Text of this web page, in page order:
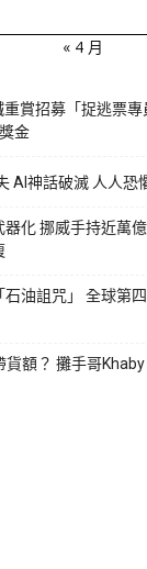
« 4 月
賞招募「捉逃票
金
AI神話破滅 人人恐
化 挪威手持近萬
油詛咒」 全球第
額？ 攤手哥